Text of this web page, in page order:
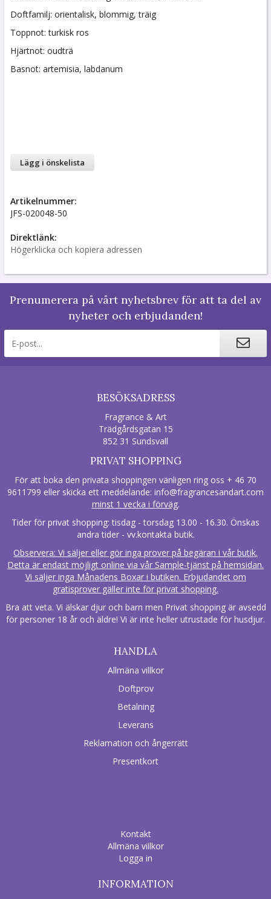
Doftfamilj: orientalisk, blommig, träig
Toppnot: turkisk ros
Hjärtnot: oudträ
Basnot: artemisia, labdanum
Lägg i önskelista
Artikelnummer:
JFS-020048-50
Direktlänk:
Högerklicka och kopiera adressen
Prenumerera på vårt nyhetsbrev för att ta del av
nyheter och erbjudanden!
BESÖKSADRESS
Fragrance & Art
Trädgårdsgatan 15
852 31 Sundsvall
PRIVAT SHOPPING
För att boka den privata shoppingen vänligen ring oss + 46 70
9611799 eller skicka ett meddelande: info@fragrancesandart.com
minst 1 vecka i förväg.
Tider för privat shopping: tisdag - torsdag 13.00 - 16.30. Önskas
andra tider - vv.kontakta butik.
Observera: Vi säljer eller gör inga prover på begäran i vår butik.
Detta är endast möjligt online via vår Sample-tjänst på hemsidan.
Vi säljer inga Månadens Boxar i butiken. Erbjudandet om
gratisprover gäller inte för privat shopping.
Bra att veta. Vi älskar djur och barn men Privat shopping är avsedd
för personer 18 år och äldre! Vi är inte heller utrustade för husdjur.
HANDLA
Allmäna villkor
Doftprov
Betalning
Leverans
Reklamation och ångerrätt
Presentkort
Kontakt
Allmäna villkor
Logga in
INFORMATION